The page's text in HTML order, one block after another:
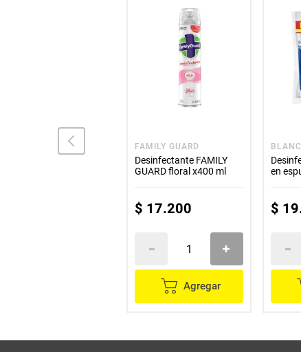
FAMILY GUARD
Desinfectante FAMILY
GUARD floral x400 ml
$ 17.200
Agregar
en
$ 19